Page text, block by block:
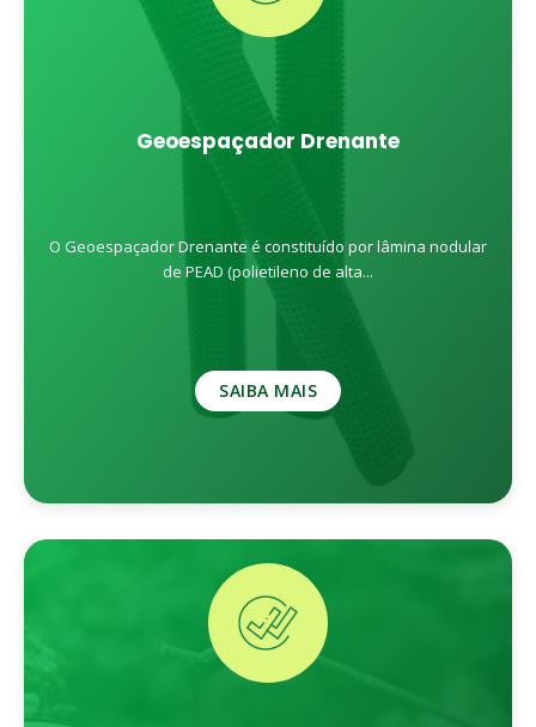
Geoespaçador Drenante
O Geoespaçador Drenante é constituído por lâmina nodular
de PEAD (polietileno de alta...
SAIBA MAIS